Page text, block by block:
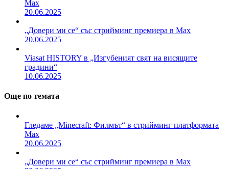
Max
20.06.2025
„Довери ми се“ със стрийминг премиера в Max
20.06.2025
Viasat HISTORY в „Изгубеният свят на висящите
градини“
10.06.2025
Още по темата
Гледаме „Minecraft: Филмът“ в стрийминг платформата
Max
20.06.2025
„Довери ми се“ със стрийминг премиера в Max